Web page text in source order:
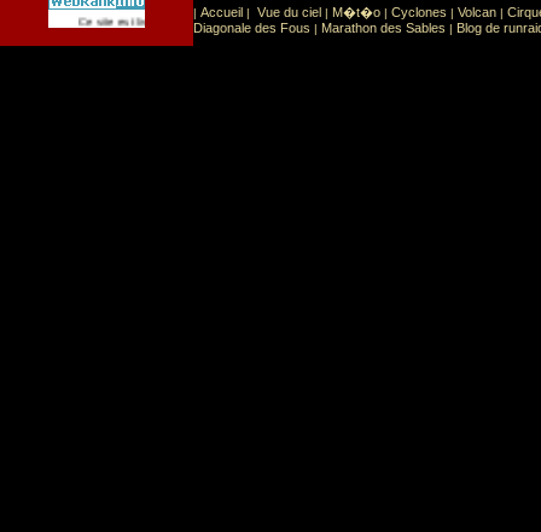
Ce site est list� dans la cat�gorie Sport: Sports extr�mes
| Accueil | Vue du ciel | M�t�o | Cyclones | Volcan |
Diagonale des Fous | Marathon des Sables | Blog de